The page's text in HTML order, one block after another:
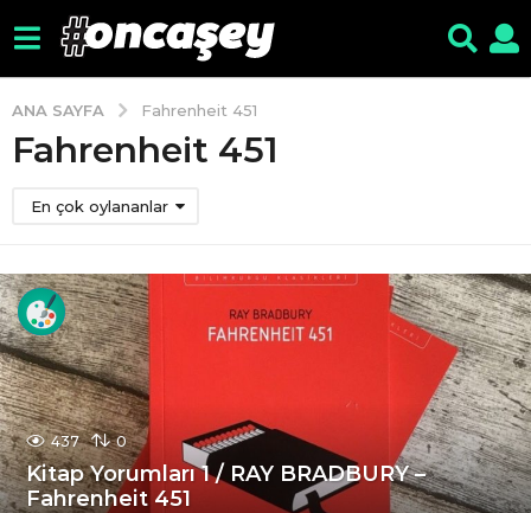
ANA SAYFA Fahrenheit 451
Fahrenheit 451
En çok oylananlar
437 0
Kitap Yorumları 1 / RAY BRADBURY –
Fahrenheit 451